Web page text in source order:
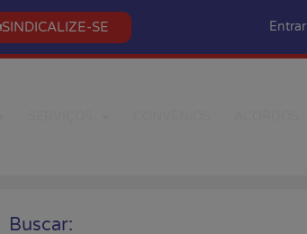
SINDICALIZE-SE Entrar
Buscar: